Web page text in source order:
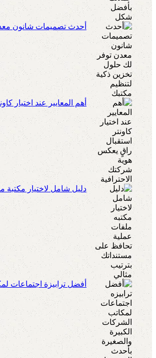
أحدث تصميمات شانون
أهم المعايير عند اختيار
دليل شامل لاختيار مكتبة
أفضل ترابيزة اجتماعات